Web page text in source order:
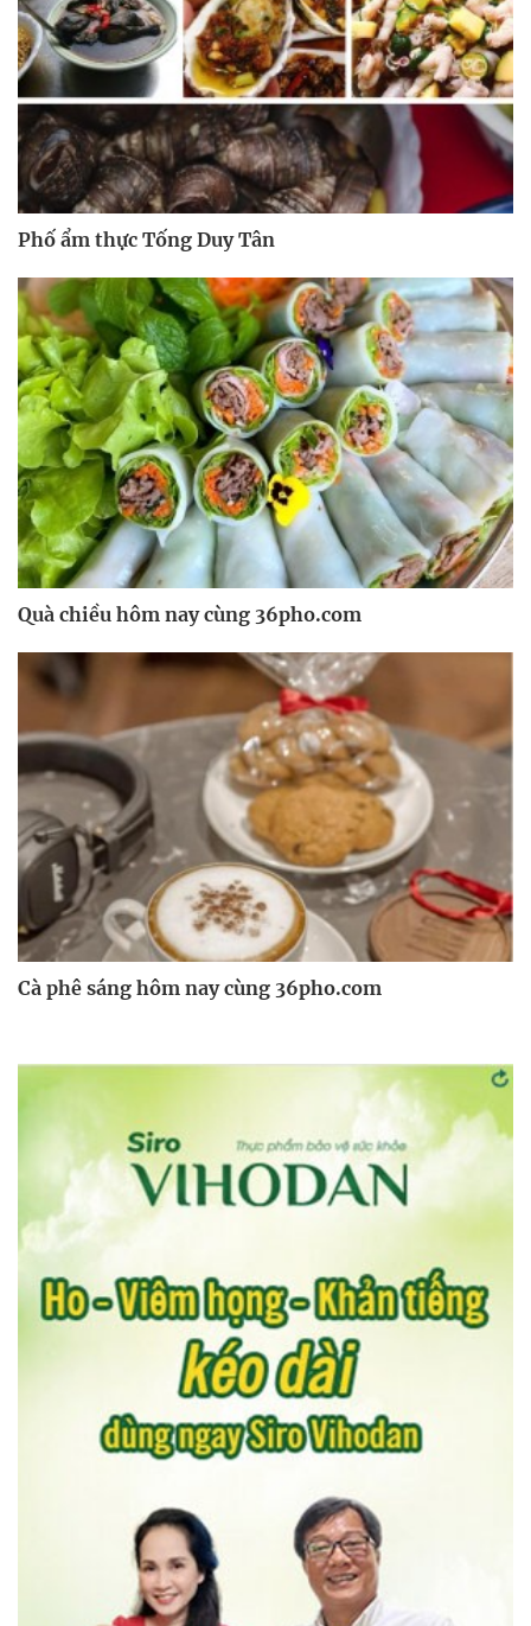
Phố ẩm thực Tống Duy Tân
Quà chiều hôm nay cùng 36pho.com
Cà phê sáng hôm nay cùng 36pho.com